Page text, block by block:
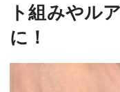
ト組みやル
に！